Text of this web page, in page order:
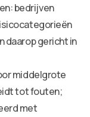
bedrijven
daarop gericht in
middelgrote
tot fouten;
met